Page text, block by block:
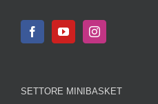
SETTORE MINIBASKET